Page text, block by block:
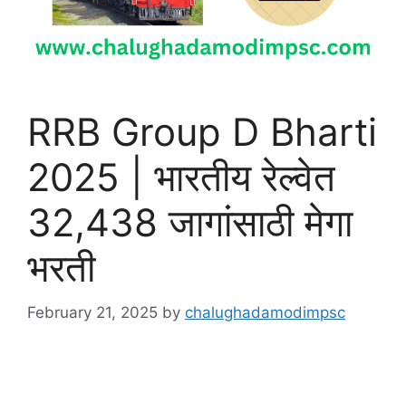
RRB Group D Bharti
2025 | भारतीय रेल्वेत
32,438 जागांसाठी मेगा
भरती
February 21, 2025 by chalughadamodimpsc